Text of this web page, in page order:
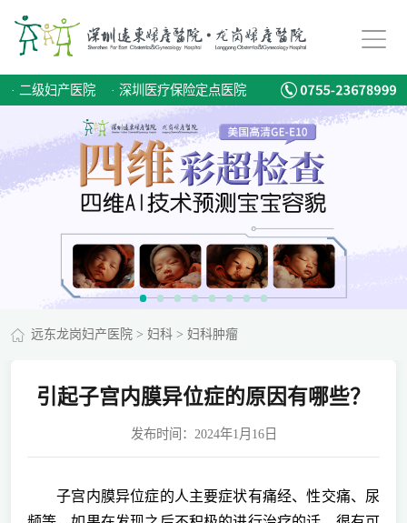
· 二级妇产医院 · 深圳医疗保险定点医院
远东龙岗妇产医院> 妇科> 妇科肿瘤
引起子宫内膜异位症的原因有哪些？
发布时间：2024年1月16日
子宫内膜异位症的人主要症状有痛经、性交痛、尿